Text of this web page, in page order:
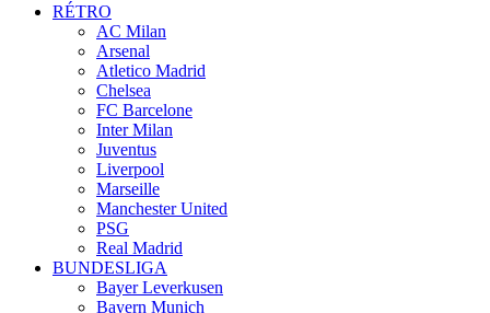
RÉTRO
AC Milan
Arsenal
Atletico Madrid
Chelsea
FC Barcelone
Inter Milan
Juventus
Liverpool
Marseille
Manchester United
PSG
Real Madrid
BUNDESLIGA
Bayer Leverkusen
Bayern Munich